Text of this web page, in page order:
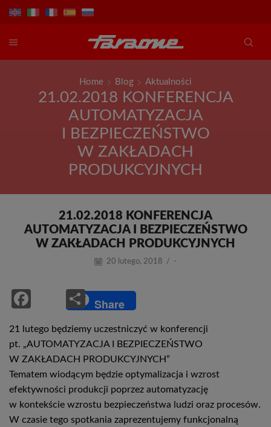
Home Blog Aktualności
21.02.2018 KONFERENCJA
AUTOMATYZACJA
I BEZPIECZEŃSTWO
W ZAKŁADACH
PRODUKCYJNYCH
21.02.2018 KONFERENCJA
AUTOMATYZACJA I BEZPIECZEŃSTWO
W ZAKŁADACH PRODUKCYJNYCH
20 lutego, 2018 / -
Facebook
Share
Share
21 lutego będziemy uczestniczyć w konferencji
pt. „AUTOMATYZACJA I BEZPIECZEŃSTWO
W ZAKŁADACH PRODUKCYJNYCH”
Tematem wiodącym będzie optymalizacja i wzrost
efektywności produkcji poprzez automatyzację
w kontekście wzrostu bezpieczeństwa ludzi oraz procesów.
W czasie tego spotkania zaprezentujemy funkcjonalną